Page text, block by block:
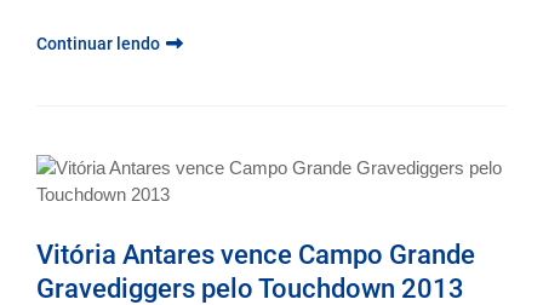
Continuar lendo
Vitória Antares vence Campo Grande